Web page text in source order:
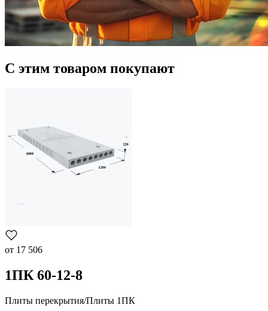
С этим товаром покупают
от 17 506
1ПК 60-12-8
Плиты перекрытия/Плиты 1ПК